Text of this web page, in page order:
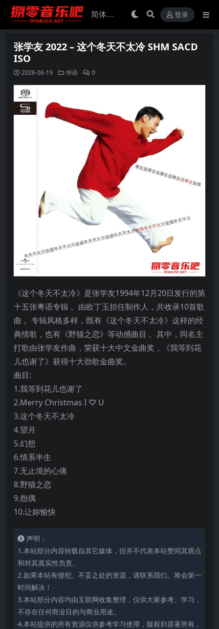
登录
张学友 2022 – 这个冬天不太冷 SHM SACD
ISO
2026-06-19 华语 0
《这个冬天不太冷》是张学友1994年12月20日发行的第
十五张粤语专辑 。由欧丁玉担任制作人，共收录10首歌
曲 。专辑风格多样，既有《这个冬天不太冷》这样的经
典情歌，也有《野猫之恋》等动感曲目 。其中，同名主
打歌由张学友作曲，荣获十大中文金曲奖，《我等到花
儿也谢了》获得十大劲歌金曲奖。
曲目:
1.我等到花儿也谢了
2.Merry Christmas I ♡ U
3.这个冬天不太冷
4.望月
5.幻想
6.情系半生
7.无止境的心痛
8.野猫之恋
9.怨偶
10.让妳愉快
声明：
1.本站部分内容转载自其它媒体，但并不代表本站赞同其观点
和对其真实性负责。
2.如果本站有侵犯、不妥之处的资源，请联系我们。将会第一
时间解决！
3.本站部分内容均由互联网收集整理，仅供大家参考、学习，
不存在任何商业目的与商业用途。
4.本站提供的所有资源仅供参考学习使用，版权归原著所有，